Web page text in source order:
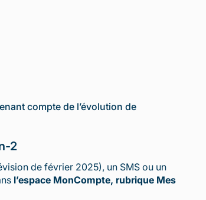
compte de l’évolution de
2
de février 2025), un SMS ou un
l’espace MonCompte, rubrique Mes